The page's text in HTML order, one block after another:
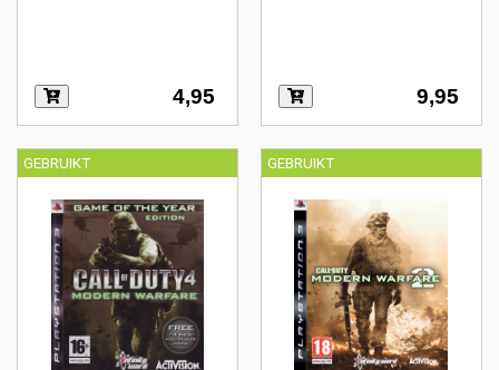
4,95 9,95
GEBRUIKT GEBRUIKT